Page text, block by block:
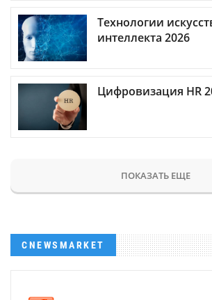
Технологии
интеллекта 2026
Цифровизация HR
ПОКАЗАТЬ ЕЩЕ
CNEWSMARKET